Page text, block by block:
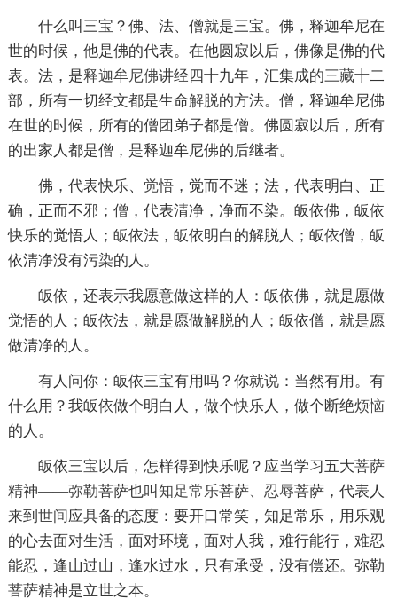
什么叫三宝？佛、法、僧就是三宝。佛，释迦牟尼在
世的时候，他是佛的代表。在他圆寂以后，佛像是佛的代
表。法，是释迦牟尼佛讲经四十九年，汇集成的三藏十二
部，所有一切经文都是生命解脱的方法。僧，释迦牟尼佛
在世的时候，所有的僧团弟子都是僧。佛圆寂以后，所有
的出家人都是僧，是释迦牟尼佛的后继者。
佛，代表快乐、 觉悟，觉而不迷；法，代表明白、正
确，正而不邪；僧，代表清净，净而不染。皈依佛，皈依
快乐的觉悟人；皈依法，皈依明白的解脱人；皈依僧，皈
依清净没有污染的人。
皈依，还表示我愿意做这样的人：皈依佛，就是愿做
觉悟的人；皈依法，就是愿做解脱的人；皈依僧，就是愿
做清净的人。
有人问你：皈依三宝有用吗？你就说：当然有用。有
什么用？我皈依做个明白人，做个快乐人，做个断绝烦恼
的人。
皈依三宝以后，怎样得到快乐呢？应当学习五大菩萨
精神——弥勒菩萨也叫知足常乐菩萨、 忍辱菩萨，代表人
来到 世间应具备的态度：要开口常笑，知足常乐，用乐观
的心去面对生活，面对环境，面对人我，难行能行，难忍
能忍，逢山过山，逢水过水，只有承受，没有偿还。弥勒
菩萨精神是立世之本。